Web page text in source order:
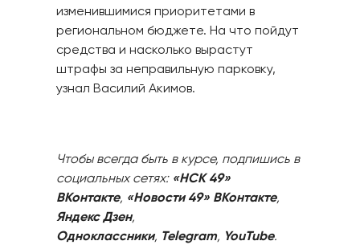
изменившимися приоритетами в
региональном бюджете. На что пойдут
средства и насколько вырастут
штрафы за неправильную парковку,
узнал Василий Акимов.
Чтобы всегда быть в курсе, подпишись в
социальных сетях: «НСК 49»
ВКонтакте, «Новости 49» ВКонтакте,
Яндекс Дзен,
Одноклассники, Telegram, YouTube.